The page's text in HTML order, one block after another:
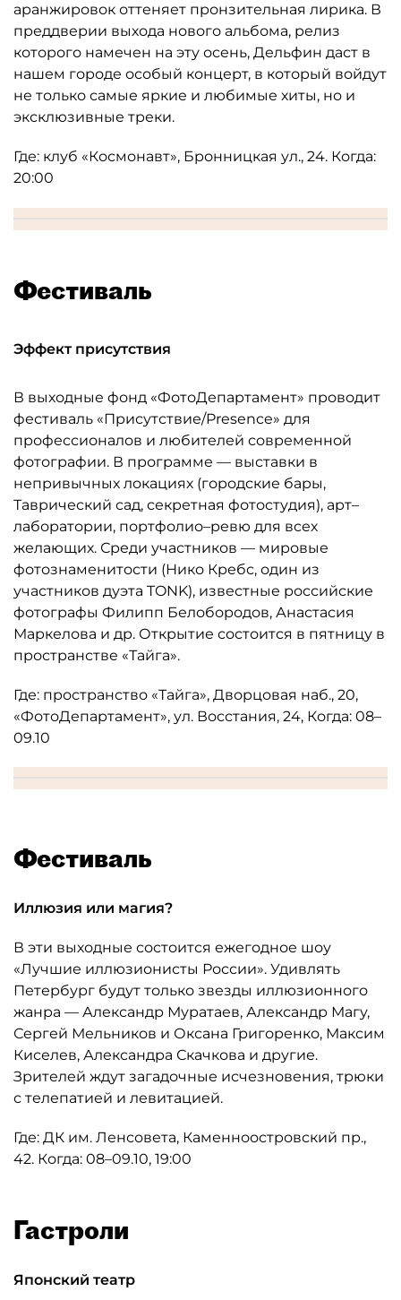
аранжировок оттеняет пронзительная лирика. В
преддверии выхода нового альбома, релиз
которого намечен на эту осень, Дельфин даст в
нашем городе особый концерт, в который войдут
не только самые яркие и любимые хиты, но и
эксклюзивные треки.
Где: клуб «Космонавт», Бронницкая ул., 24. Когда:
20:00
Фестиваль
Эффект присутствия
В выходные фонд «ФотоДепартамент» проводит
фестиваль «Присутствие/Presence» для
профессионалов и любителей современной
фотографии. В программе — выставки в
непривычных локациях (городские бары,
Таврический сад, секретная фотостудия), арт–
лаборатории, портфолио–ревю для всех
желающих. Среди участников — мировые
фотознаменитости (Нико Кребс, один из
участников дуэта TONK), известные российские
фотографы Филипп Белобородов, Анастасия
Маркелова и др. Открытие состоится в пятницу в
пространстве «Тайга».
Где: пространство «Тайга», Дворцовая наб., 20,
«ФотоДепартамент», ул. Восстания, 24, Когда: 08–
09.10
Фестиваль
Иллюзия или магия?
В эти выходные состоится ежегодное шоу
«Лучшие иллюзионисты России». Удивлять
Петербург будут только звезды иллюзионного
жанра — Александр Муратаев, Александр Магу,
Сергей Мельников и Оксана Григоренко, Максим
Киселев, Александра Скачкова и другие.
Зрителей ждут загадочные исчезновения, трюки
с телепатией и левитацией.
Где: ДК им. Ленсовета, Каменноостровский пр.,
42. Когда: 08–09.10, 19:00
Гастроли
Японский театр